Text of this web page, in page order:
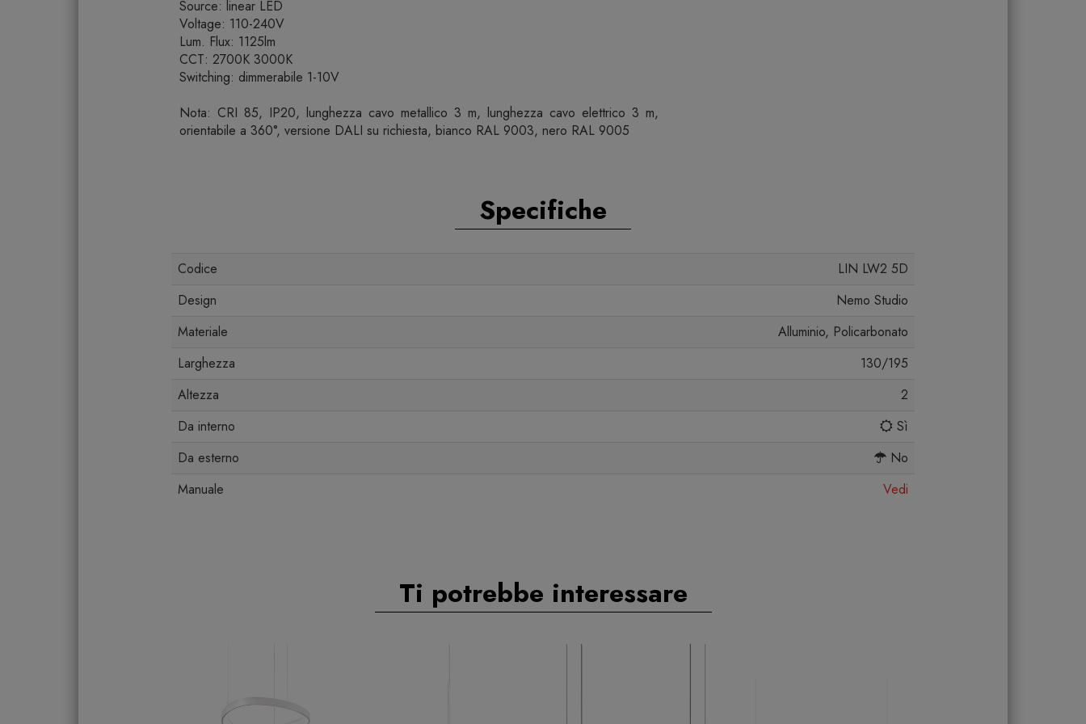
Source: linear LED
Voltage: 110-240V
Lum. Flux: 1125lm
CCT: 2700K 3000K
Switching: dimmerabile 1-10V
Nota: CRI 85, IP20, lunghezza cavo metallico 3 m, lunghezza cavo elettrico 3 m,
orientabile a 360°, versione DALI su richiesta, bianco RAL 9003, nero RAL 9005
Specifiche
Codice
LIN LW2 5D
Design
Nemo Studio
Materiale
Alluminio, Policarbonato
Larghezza
130/195
Altezza
2
Da interno
Sì
Da esterno
No
Manuale
Vedi
Ti potrebbe interessare